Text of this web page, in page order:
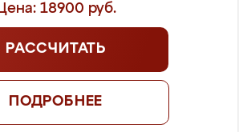
18900 руб.
РАССЧИТАТЬ
ПОДРОБНЕЕ